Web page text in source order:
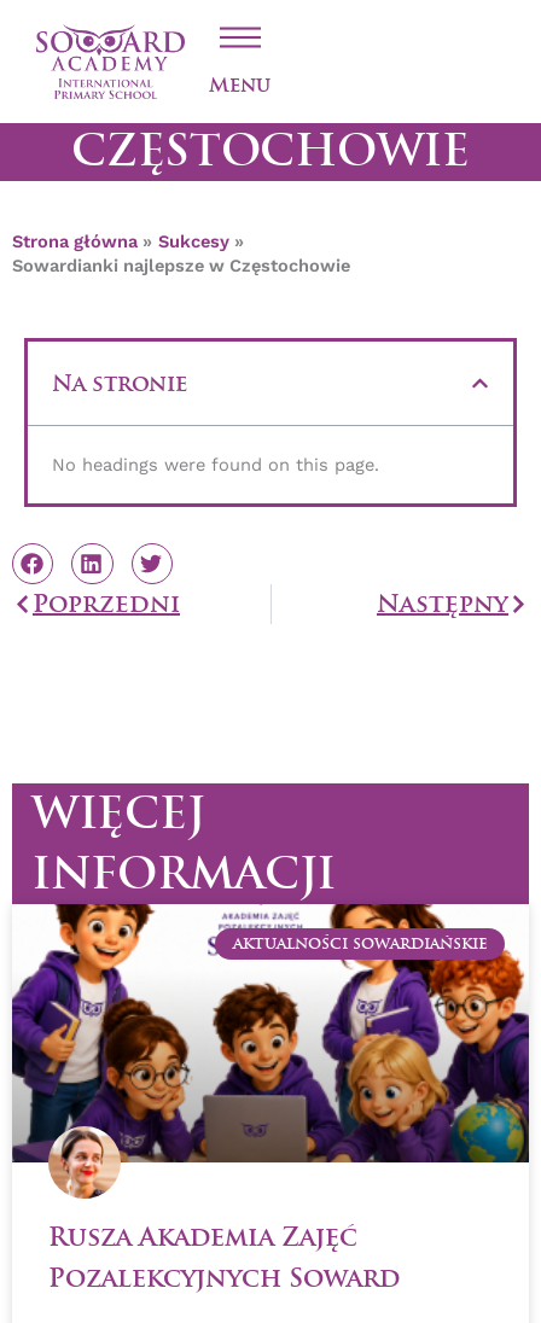
Menu
SOWARDIANKI
NAJLEPSZE W
CZĘSTOCHOWIE
Strona główna
Sukcesy
Sowardianki najlepsze w Częstochowie
Na stronie
No headings were found on this page.
PrevPoprzedni Następny
WIĘCEJ
INFORMACJI
AKTUALNOŚCI SOWARDIAŃSKIE
Rusza Akademia Zajęć
Pozalekcyjnych Soward